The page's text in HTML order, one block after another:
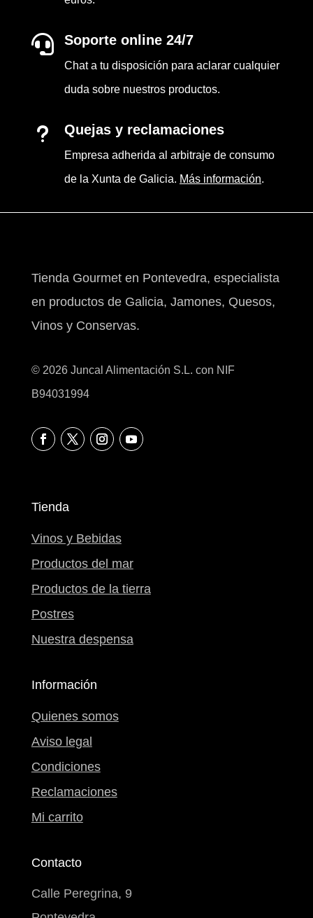
 Soporte online 24/7
Chat a tu disposición para aclarar cualquier
duda sobre nuestros productos.
u Quejas y reclamaciones
Empresa adherida al arbitraje de consumo
de la Xunta de Galicia. Más información.
Tienda Gourmet en Pontevedra, especialista
en productos de Galicia, Jamones, Quesos,
Vinos y Conservas.
© 2026 Juncal Alimentación S.L. con NIF
B94031994
Tienda
Vinos y Bebidas
Productos del mar
Productos de la tierra
Postres
Nuestra despensa
Información
Quienes somos
Aviso legal
Condiciones
Reclamaciones
Mi carrito
Contacto
Calle Peregrina, 9